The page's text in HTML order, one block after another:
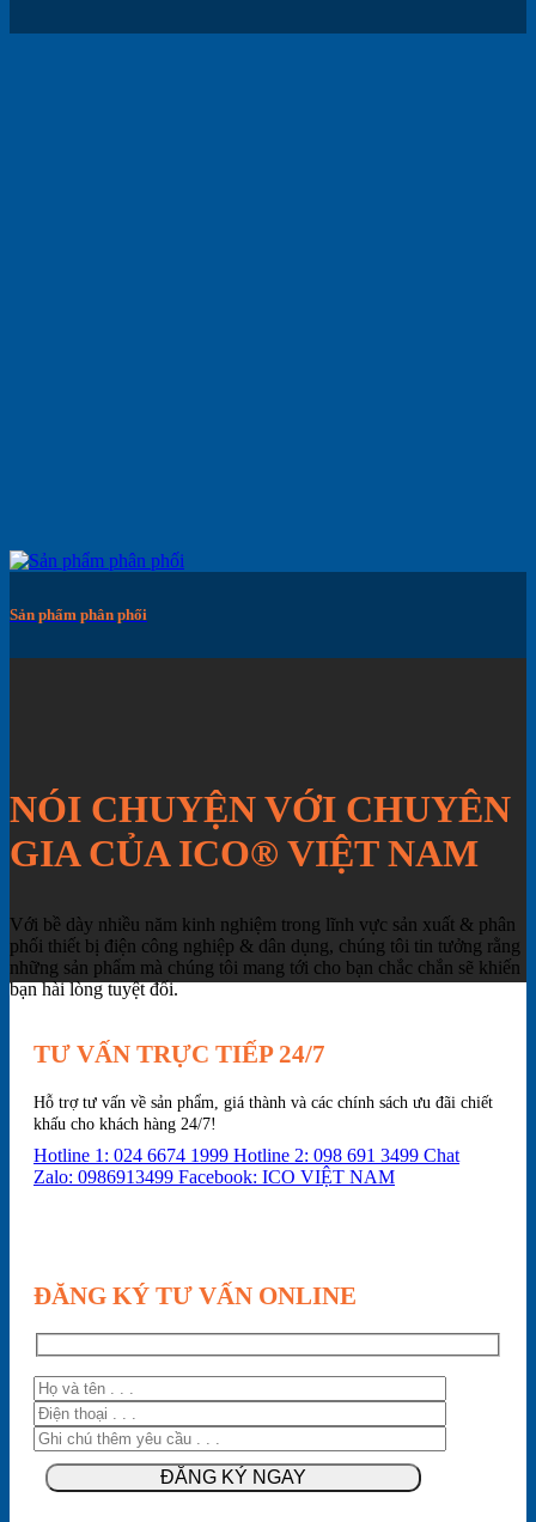
Sản phẩm phân phối
NÓI CHUYỆN VỚI CHUYÊN
GIA CỦA ICO® VIỆT NAM
Với bề dày nhiều năm kinh nghiệm trong lĩnh vực sản xuất & phân
phối thiết bị điện công nghiệp & dân dụng, chúng tôi tin tưởng rằng
những sản phẩm mà chúng tôi mang tới cho bạn chắc chắn sẽ khiến
bạn hài lòng tuyệt đối.
TƯ VẤN TRỰC TIẾP 24/7
Hỗ trợ tư vấn về sản phẩm, giá thành và các chính sách ưu đãi chiết
khấu cho khách hàng 24/7!
Hotline 1: 024 6674 1999 Hotline 2: 098 691 3499 Chat
Zalo: 0986913499 Facebook: ICO VIỆT NAM
ĐĂNG KÝ TƯ VẤN ONLINE